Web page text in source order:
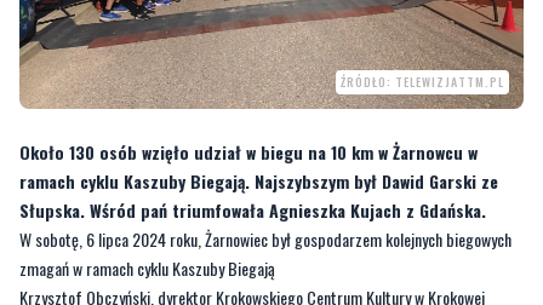
ŹRÓDŁO: TELEWIZJATTM.PL
Około 130 osób wzięło udział w biegu na 10 km w Żarnowcu w
ramach cyklu Kaszuby Biegają. Najszybszym był Dawid Garski ze
Słupska. Wśród pań triumfowała Agnieszka Kujach z Gdańska.
W sobotę, 6 lipca 2024 roku, Żarnowiec był gospodarzem kolejnych biegowych
zmagań w ramach cyklu Kaszuby Biegają
Krzysztof Obczyński, dyrektor Krokowskiego Centrum Kultury w Krokowej